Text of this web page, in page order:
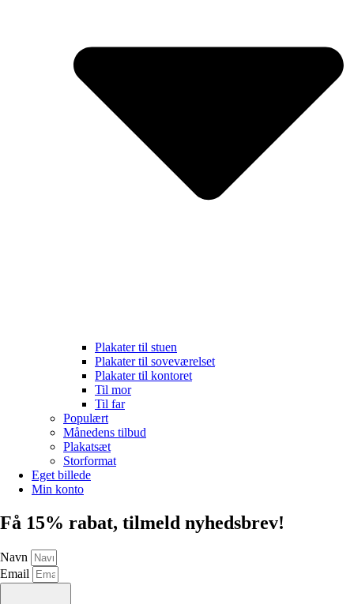
Plakater til stuen
Plakater til soveværelset
Plakater til kontoret
Til mor
Til far
Populært
Månedens tilbud
Plakatsæt
Storformat
Eget billede
Min konto
Få 15% rabat, tilmeld nyhedsbrev!
Navn
Email